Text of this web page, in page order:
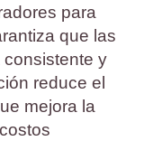
para
que las
y
reduce el
mejora la